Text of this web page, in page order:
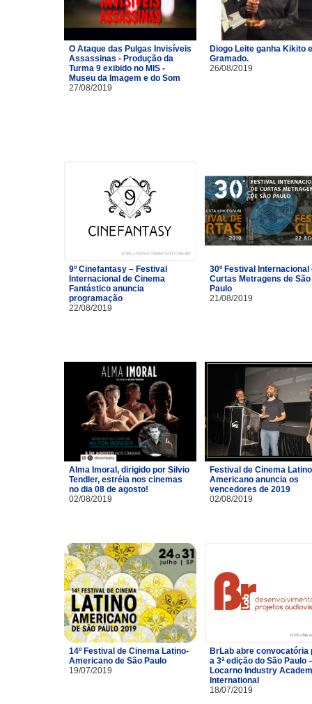
O Ataque das Pulgas Invisíveis
Assassinas - Produção da
Turma 9 exibido no MIS -
Museu da Imagem e do Som
27/08/2019
Diogo Leite ganha Kikito
Gramado.
26/08/2019
9º Cinefantasy – Festival
Internacional de Cinema
Fantástico anuncia
programação
22/08/2019
30º Festival Internacional
Curtas Metragens de São
Paulo
21/08/2019
Alma Imoral, dirigido por Silvio
Tendler, estréia nos cinemas
no dia 08 de agosto!
02/08/2019
Festival de Cinema
Americano anuncia os
vencedores de 2019
02/08/2019
14º Festival de Cinema Latino-
Americano de São Paulo
19/07/2019
BrLab abre convocatória
a 3ª edição do São Paulo
Locarno Industry
International
18/07/2019